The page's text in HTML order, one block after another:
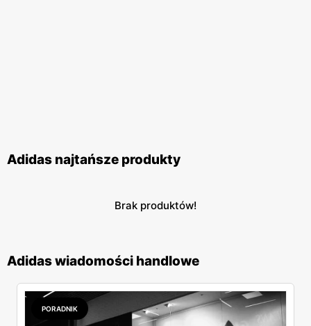
Adidas najtańsze produkty
Brak produktów!
Adidas wiadomości handlowe
PORADNIK